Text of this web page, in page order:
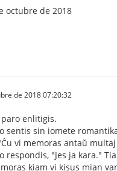
octubre de 2018
de 2018 07:20:32
enlitigis.
sentis sin iomete
vi memoras antaŭ
respondis, "Jes ja kara."
kiam vi kisus mian